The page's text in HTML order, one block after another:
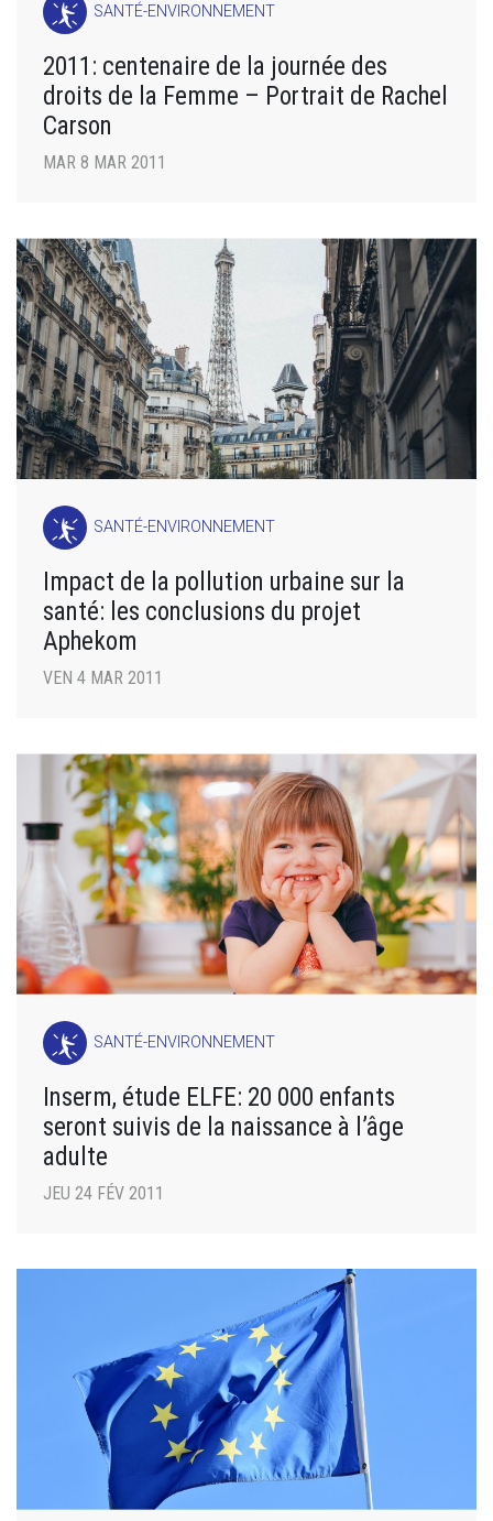
SANTÉ-ENVIRONNEMENT
2011: centenaire de la journée des
droits de la Femme – Portrait de Rachel
Carson
MAR 8 MAR 2011
SANTÉ-ENVIRONNEMENT
Impact de la pollution urbaine sur la
santé: les conclusions du projet
Aphekom
VEN 4 MAR 2011
SANTÉ-ENVIRONNEMENT
Inserm, étude ELFE: 20 000 enfants
seront suivis de la naissance à l’âge
adulte
JEU 24 FÉV 2011